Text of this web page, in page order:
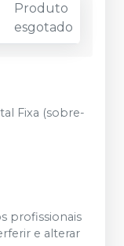
Produto
esgotado
Fixa (sobre-
profissionais
e alterar